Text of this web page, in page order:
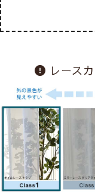
レース